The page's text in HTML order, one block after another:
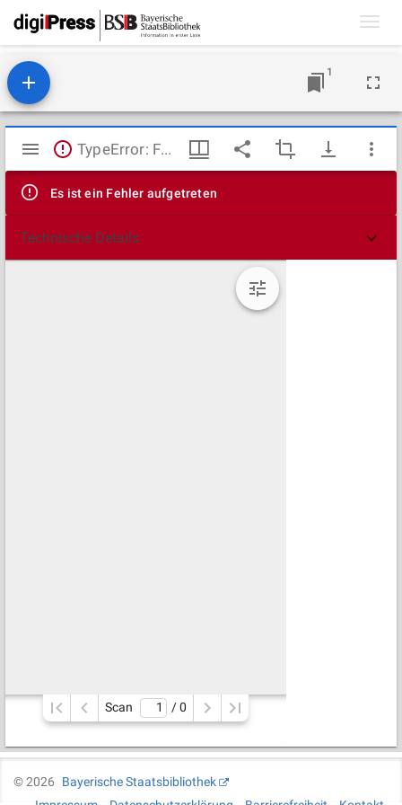
1
Mirador
Viewer
TypeError: Failed to fetch
Es ist ein Fehler aufgetreten
Technische Details
Scan / 0
©2026
Bayerische Staatsbibliothek